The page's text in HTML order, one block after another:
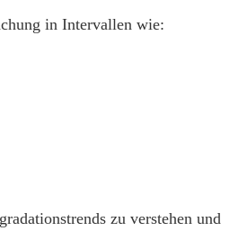
in Intervallen wie:
zu verstehen und